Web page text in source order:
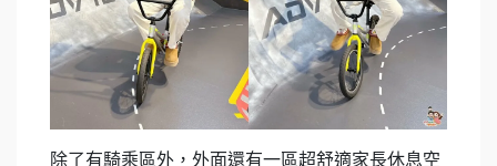
除了有騎乘區外，外面還有一區超舒適家長休息空